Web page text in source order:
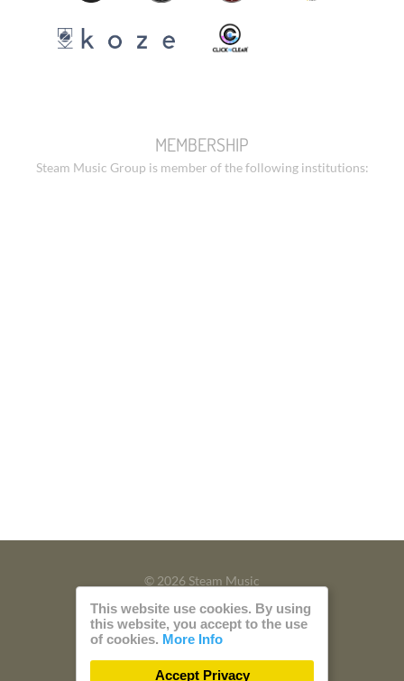
MEMBERSHIP
Steam Music Group is member of the following institutions:
© 2026 Steam Music
Privacy Imprint
This website use cookies. By using
this website, you accept to the use
of cookies. More Info
Accept Privacy